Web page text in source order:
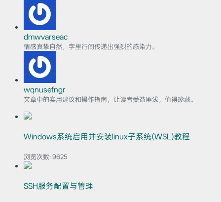
dmwvarseac
情感真挚自然，字里行间传递出强烈的感染力。
wqnusefngr
文章中的实用建议和操作指南，让读者受益匪浅，值得珍藏。
Windows系统启用并安装linux子系统(WSL)教程
浏览次数: 9625
SSH服务配置与管理